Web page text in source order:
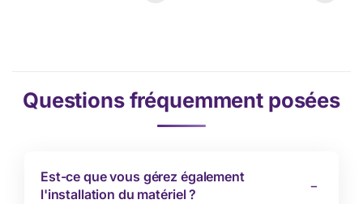
Questions fréquemment posées
Est-ce que vous gérez également
l'installation du matériel ?